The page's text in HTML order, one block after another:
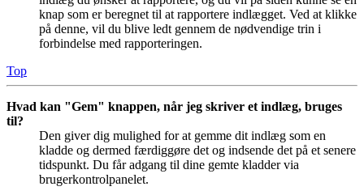
knap som er beregnet til at rapportere indlægget. Ved at klikke
på denne, vil du blive ledt gennem de nødvendige trin i
forbindelse med rapporteringen.
Top
Hvad kan "Gem" knappen, når jeg skriver et indlæg, bruges
til?
Den giver dig mulighed for at gemme dit indlæg som en
kladde og dermed færdiggøre det og indsende det på et senere
tidspunkt. Du får adgang til dine gemte kladder via
brugerkontrolpanelet.